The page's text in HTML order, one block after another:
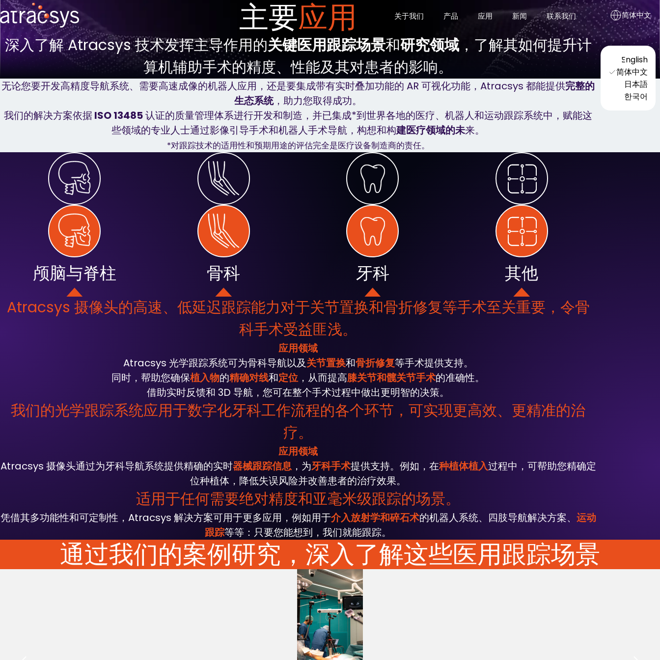
关于我们
为何选择 ATRACSYS 客户名录
产品
fusionTrack™
fusionTrack™ 500
spryTrack™
spryTrack™ 300
spryTrack™ 180
摄像头比较工具
标记点
无源技术
Navex™
Tindax™
全向技术
标记点比较工具
软件开发套件 验证与校准工具
Pyramid Recalibration
应用
主要应用 案例研究
新闻 联系我们 简体中文
English
简体中文
日本語
한국어
主要应用
深入了解 Atracsys 技术发挥主导作用的关键医用跟踪场景和研究领域，了解其如何提升计
算机辅助手术的精度、性能及其对患者的影响。
无论您要开发高精度导航系统、需要高速成像的机器人应用，还是要集成带有实时叠加功能的 AR 可视化功能，Atracsys 都能提供完整的
生态系统，助力您取得成功。
我们的解决方案依据ISO 13485认证的质量管理体系进行开发和制造，并已集成*到世界各地的医疗、机器人和运动跟踪系统中，赋能这
些领域的专业人士通过影像引导手术和机器人手术导航，构想和构建医疗领域的未来。
*对跟踪技术的适用性和预期用途的评估完全是医疗设备制造商的责任。
颅脑与脊柱 骨科 牙科 其他
Atracsys 摄像头的高速、低延迟跟踪能力对于关节置换和骨折修复等手术至关重要，令骨
科手术受益匪浅。
应用领域
Atracsys 光学跟踪系统可为骨科导航以及关节置换和骨折修复等手术提供支持。
同时，帮助您确保植入物的精确对线和定位，从而提高膝关节和髋关节手术的准确性。
借助实时反馈和 3D 导航，您可在整个手术过程中做出更明智的决策。
我们的光学跟踪系统应用于数字化牙科工作流程的各个环节，可实现更高效、更精准的治
疗。
应用领域
Atracsys 摄像头通过为牙科导航系统提供精确的实时器械跟踪信息，为牙科手术提供支持。 例如，在种植体植入过程中，可帮助您精确定
位种植体，降低失误风险并改善患者的治疗效果。
适用于任何需要绝对精度和亚毫米级跟踪的场景。
凭借其多功能性和可定制性，Atracsys 解决方案可用于更多应用，例如用于介入放射学和碎石术的机器人系统、四肢导航解决方案、 运动
跟踪等等：只要您能想到，我们就能跟踪。
通过我们的案例研究，深入了解这些医用跟踪场景